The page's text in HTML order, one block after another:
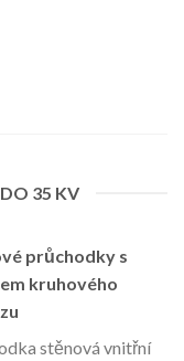
35 KV
průchodky s
kruhového
stěnová vnitřní